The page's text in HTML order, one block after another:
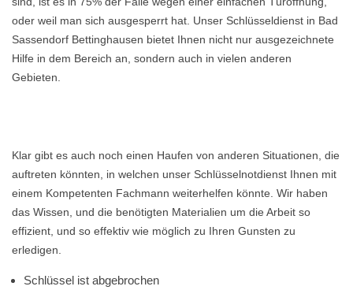
oder weil man sich ausgesperrt hat. Unser Schlüsseldienst in Bad
Sassendorf Bettinghausen bietet Ihnen nicht nur ausgezeichnete
Hilfe in dem Bereich an, sondern auch in vielen anderen
Gebieten.
Klar gibt es auch noch einen Haufen von anderen Situationen, die
auftreten könnten, in welchen unser Schlüsselnotdienst Ihnen mit
einem Kompetenten Fachmann weiterhelfen könnte. Wir haben
das Wissen, und die benötigten Materialien um die Arbeit so
effizient, und so effektiv wie möglich zu Ihren Gunsten zu
erledigen.
Schlüssel ist abgebrochen